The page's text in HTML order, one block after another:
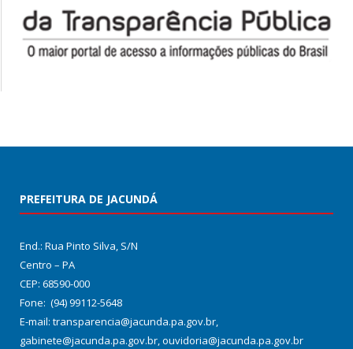
PREFEITURA DE JACUNDÁ
End.: Rua Pinto Silva, S/N
Centro – PA
CEP: 68590-000
Fone: (94) 99112-5648
E-mail: transparencia@jacunda.pa.gov.br,
gabinete@jacunda.pa.gov.br, ouvidoria@jacunda.pa.gov.br